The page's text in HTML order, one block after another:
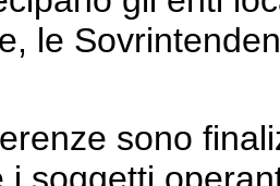
le
sono